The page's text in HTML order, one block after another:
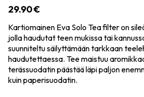
29.90€
Kartiomainen Eva Solo Tea filter on
jolla haudutat teen mukissa tai
suunniteltu säilyttämään tarkkaan
haudutettaessa. Tee maistuu
terässuodatin päästää läpi paljon
kuin paperisuodatin.